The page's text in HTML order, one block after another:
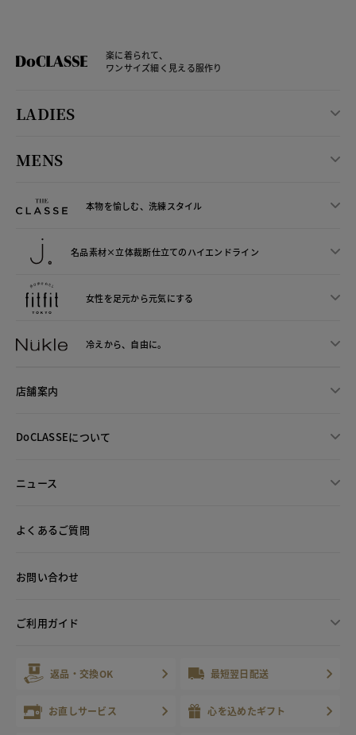
楽に着られて、
ワンサイズ細く見える服作り
LADIES
MENS
本物を愉しむ、洗練スタイル
名品素材×立体裁断仕立てのハイエンドライン
女性を足元から元気にする
冷えから、 自由に。
店舗案内
DoCLASSEについて
ニュース
よくあるご質問
お問い合わせ
ご利用ガイド
返品・交換OK 最短翌日配送
お直しサービス 心を込めたギフト